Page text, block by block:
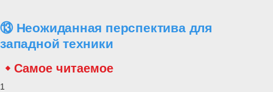
⑬ Неожиданная перспектива для
западной техники
Самое читаемое
1